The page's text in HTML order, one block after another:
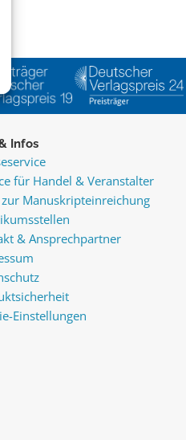
Infos
für Handel & Veranstalter
Manuskripteinreichung
& Ansprechpartner
Einstellungen